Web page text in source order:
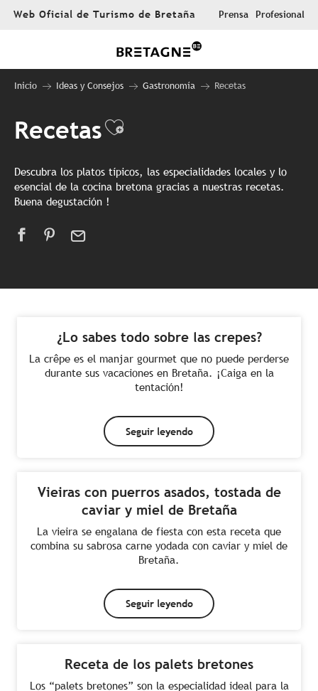
AllerWeb Oficial de Turismo de Bretaña Prensa Profesional
Inicio Ideas y Consejos Gastronomía Recetas
RecetasAjouter aux
Descubra los platos típicos, las especialidades locales y lo
esencial de la cocina bretona gracias a nuestras recetas.
Buena degustación !
¿Lo sabes todo sobre las crepes?
La crêpe es el manjar gourmet que no puede perderse
durante sus vacaciones en Bretaña. ¡Caiga en la
tentación!
Seguir leyendo
Vieiras con puerros asados, tostada de
caviar y miel de Bretaña
La vieira se engalana de fiesta con esta receta que
combina su sabrosa carne yodada con caviar y miel de
Bretaña.
Seguir leyendo
Receta de los palets bretones
Los “palets bretones” son la especialidad ideal para la